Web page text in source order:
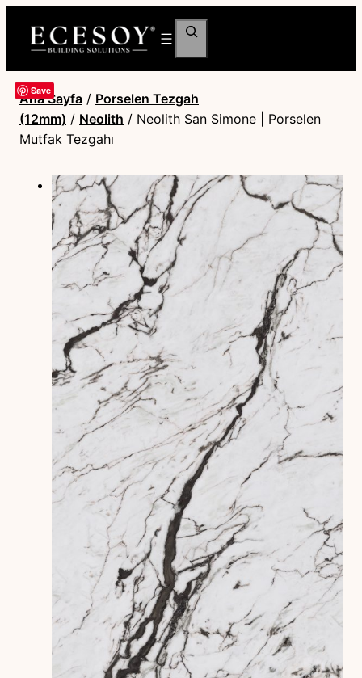
Ara
Save
Ana Sayfa / Porselen Tezgah
(12mm) / Neolith / Neolith San Simone | Porselen
Mutfak Tezgahı